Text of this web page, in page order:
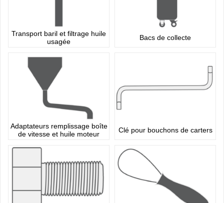
Transport baril et filtrage huile
usagée
Bacs de collecte
Adaptateurs remplissage boîte
de vitesse et huile moteur
Clé pour bouchons de carters